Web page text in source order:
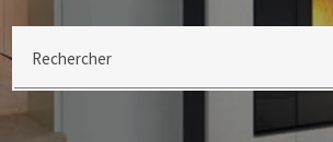
Rechercher